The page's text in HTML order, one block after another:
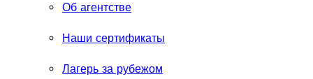
Об агентстве
Наши сертификаты
Лагерь за рубежом